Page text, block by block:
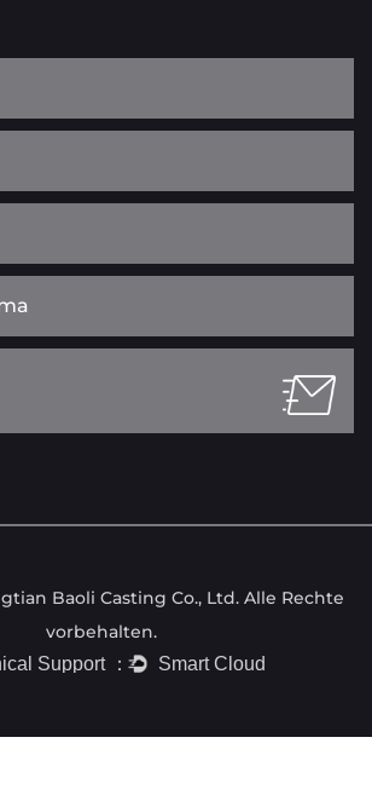
Baoli Casting Co., Ltd. Alle Rechte
vorbehalten.